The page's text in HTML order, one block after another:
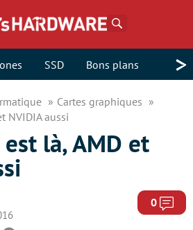
SSD Bons plans >
Cartes graphiques
NVIDIA aussi
là, AMD et
0